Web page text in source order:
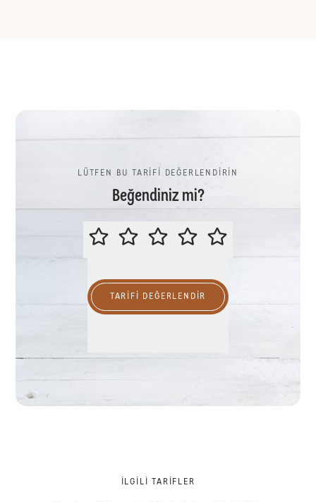
LÜTFEN BU TARİFİ DEĞERLENDİRİN
Beğendiniz mi?
LÜTFEN BU TARİFİ
TARIFI DEĞERLENDİR
İLGILI TARIFLER